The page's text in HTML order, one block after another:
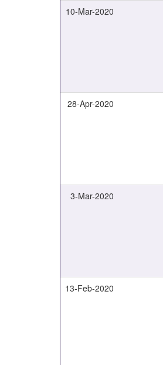
10-Mar-2020
28-Apr-2020
3-Mar-2020
13-Feb-2020